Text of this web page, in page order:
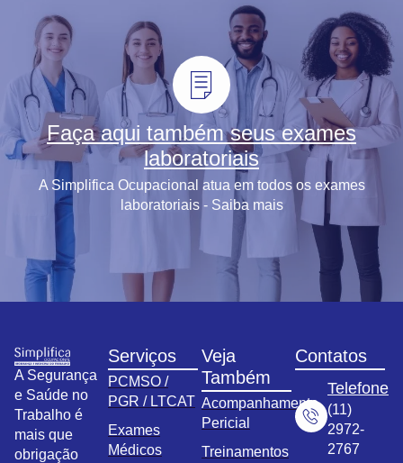
Faça aqui também seus exames
laboratoriais
A Simplifica Ocupacional atua em todos os exames
laboratoriais - Saiba mais
A Segurança
e Saúde no
Trabalho é
mais que
obrigação
Serviços
PCMSO /
PGR / LTCAT
Exames
Médicos
Veja
Também
Acompanhamento
Pericial
Treinamentos
Contatos
Telefone
(11)
2972-
2767